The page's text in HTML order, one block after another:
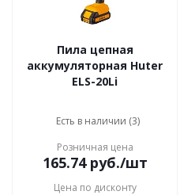
Пила цепная
аккумуляторная Huter
ELS-20Li
Есть в наличии (3)
Розничная цена
165.74руб./шт
Цена по дисконту